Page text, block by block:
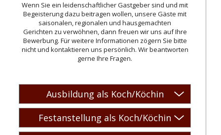
Wenn Sie ein leidenschaftlicher Gastgeber sind und mit
Begeisterung dazu beitragen wollen, unsere Gäste mit
saisonalen, regionalen und hausgemachten
Gerichten zu verwöhnen, dann freuen wir uns auf Ihre
Bewerbung. Für weitere Informationen zögern Sie bitte
nicht und kontaktieren uns persönlich. Wir beantworten
gerne Ihre Fragen.
Ausbildung als Koch/Köchin
Festanstellung als Koch/Köchin